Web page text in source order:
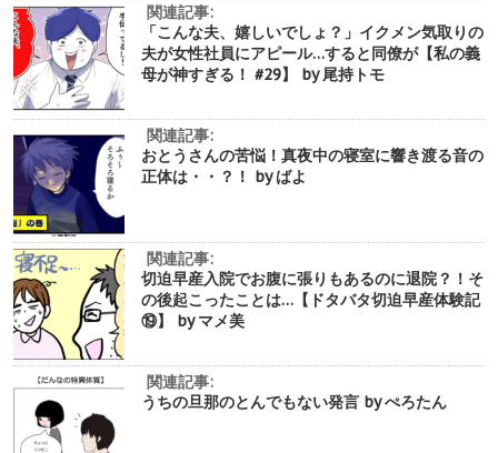
関連記事:
「こんな夫、嬉しいでしょ？」イクメン気取りの
夫が女性社員にアピール…すると同僚が【私の義
母が神すぎる！ #29】 by 尾持トモ
関連記事:
おとうさんの苦悩！真夜中の寝室に響き渡る音の
正体は・・？！ by ばよ
関連記事:
切迫早産入院でお腹に張りもあるのに退院？！そ
の後起こったことは…【ドタバタ切迫早産体験記
⑲】 by マメ美
関連記事:
うちの旦那のとんでもない発言 by ぺろたん